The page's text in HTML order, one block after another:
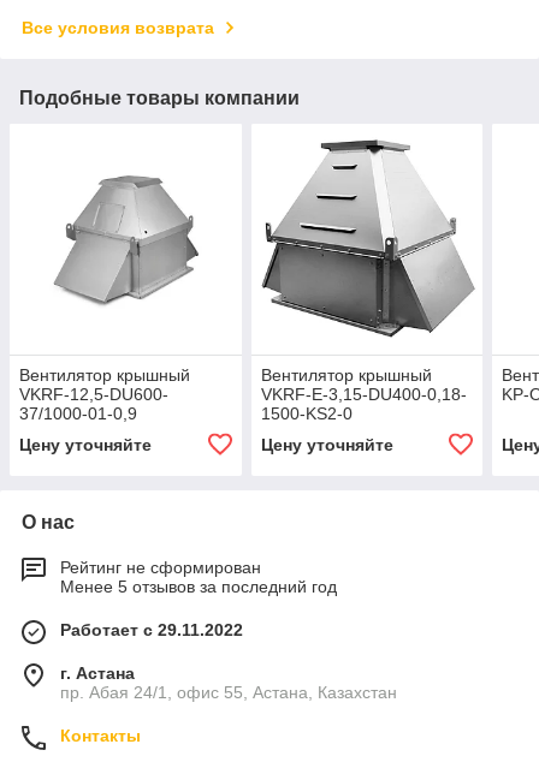
Все условия возврата
Подобные товары компании
Вентилятор крышный
VKRF-12,5-DU600-
37/1000-01-0,9
Цену уточняйте
Вентилятор крышный
VKRF-E-3,15-DU400-0,18-
1500-KS2-0
Цену уточняйте
KP-
О нас
Рейтинг не сформирован
Менее 5 отзывов за последний год
Работает с 29.11.2022
г. Астана
пр. Абая 24/1, офис 55, Астана, Казахстан
Контакты